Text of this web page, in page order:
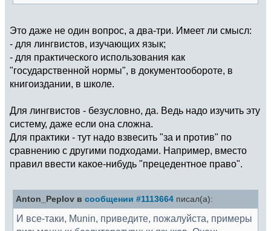
Это даже не один вопрос, а два-три. Имеет ли смысл:
- для лингвистов, изучающих язык;
- для практического использования как
"государственной нормы", в документообороте, в
книгоиздании, в школе.
Для лингвистов - безусловно, да. Ведь надо изучить эту
систему, даже если она сложна.
Для практики - тут надо взвесить "за и против" по
сравнению с другими подходами. Например, вместо
правил ввести какое-нибудь "прецедентное право".
Anton_Peplov в сообщении #1113664 писал(а):
И все-таки, Munin, приведите, пожалуйста, примеры